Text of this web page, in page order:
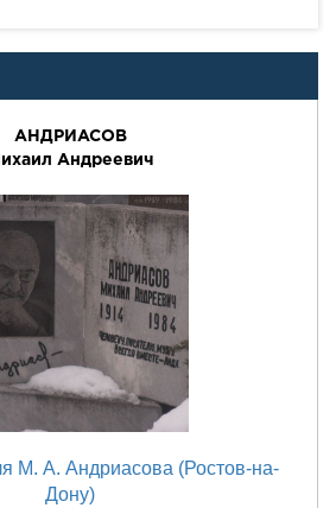
АНДРИАСОВ
Андреевич
М. А. Андриасова (Ростов-на-
Дону)